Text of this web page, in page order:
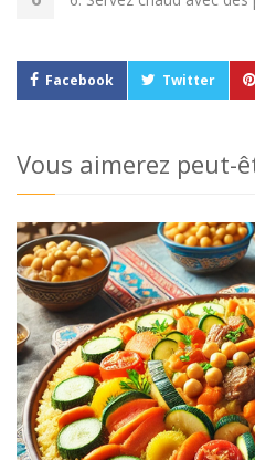
Facebook Twitter
Vous aimerez peut-